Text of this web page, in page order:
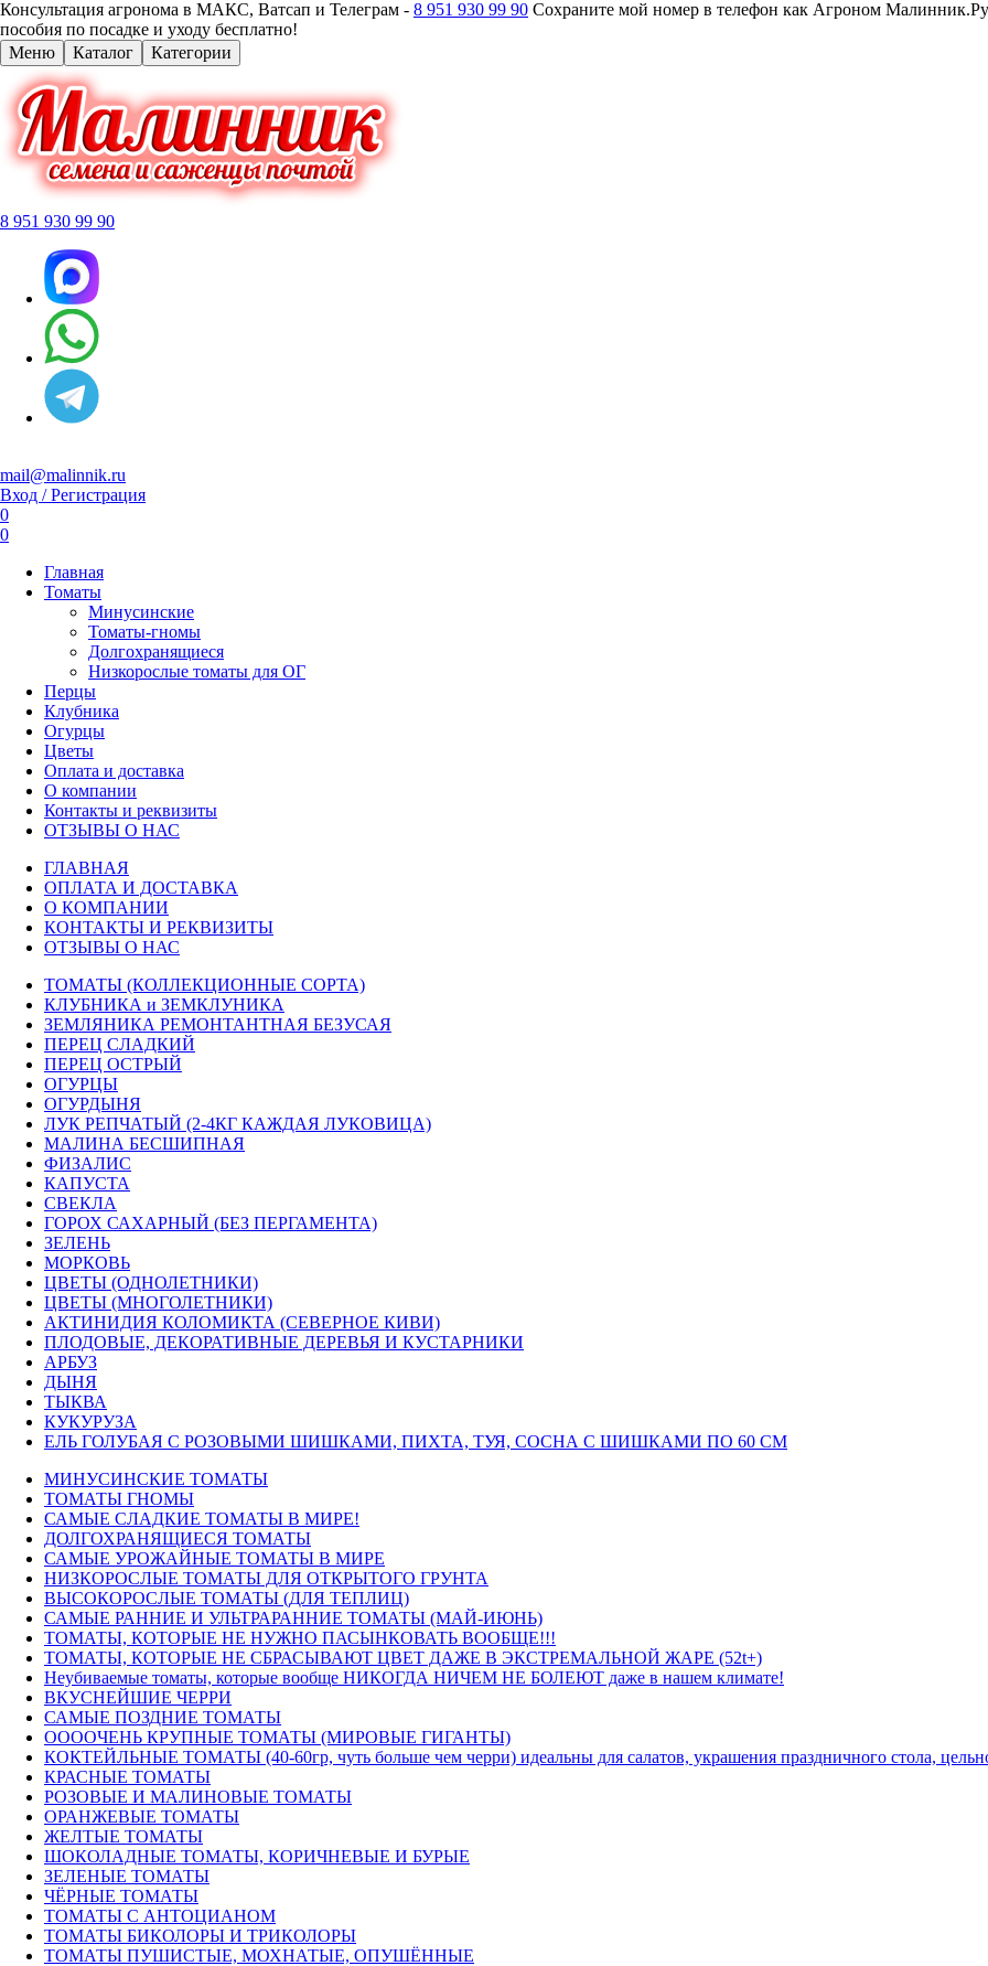
Консультация агронома в МАКС, Ватсап и Телеграм - 8 951 930 99 90 Сохраните мой номер в телефон как Агроном
пособия по посадке и уходу бесплатно!
Меню
Каталог Категории
8 951 930 99 90
mail@malinnik.ru
Вход / Регистрация
0
0
Главная
Томаты
Минусинские
Томаты-гномы
Долгохранящиеся
Низкорослые томаты для ОГ
Перцы
Клубника
Огурцы
Цветы
Оплата и доставка
О компании
Контакты и реквизиты
ОТЗЫВЫ О НАС
ГЛАВНАЯ
ОПЛАТА И ДОСТАВКА
О КОМПАНИИ
КОНТАКТЫ И РЕКВИЗИТЫ
ОТЗЫВЫ О НАС
ТОМАТЫ (КОЛЛЕКЦИОННЫЕ СОРТА)
КЛУБНИКА и ЗЕМКЛУНИКА
ЗЕМЛЯНИКА РЕМОНТАНТНАЯ БЕЗУСАЯ
ПЕРЕЦ СЛАДКИЙ
ПЕРЕЦ ОСТРЫЙ
ОГУРЦЫ
ОГУРДЫНЯ
ЛУК РЕПЧАТЫЙ (2-4КГ КАЖДАЯ ЛУКОВИЦА)
МАЛИНА БЕСШИПНАЯ
ФИЗАЛИС
КАПУСТА
СВЕКЛА
ГОРОХ САХАРНЫЙ (БЕЗ ПЕРГАМЕНТА)
ЗЕЛЕНЬ
МОРКОВЬ
ЦВЕТЫ (ОДНОЛЕТНИКИ)
ЦВЕТЫ (МНОГОЛЕТНИКИ)
АКТИНИДИЯ КОЛОМИКТА (СЕВЕРНОЕ КИВИ)
ПЛОДОВЫЕ, ДЕКОРАТИВНЫЕ ДЕРЕВЬЯ И КУСТАРНИКИ
АРБУЗ
ДЫНЯ
ТЫКВА
КУКУРУЗА
ЕЛЬ ГОЛУБАЯ С РОЗОВЫМИ ШИШКАМИ, ПИХТА, ТУЯ, СОСНА С ШИШКАМИ ПО 60 СМ
МИНУСИНСКИЕ ТОМАТЫ
ТОМАТЫ ГНОМЫ
САМЫЕ СЛАДКИЕ ТОМАТЫ В МИРЕ!
ДОЛГОХРАНЯЩИЕСЯ ТОМАТЫ
САМЫЕ УРОЖАЙНЫЕ ТОМАТЫ В МИРЕ
НИЗКОРОСЛЫЕ ТОМАТЫ ДЛЯ ОТКРЫТОГО ГРУНТА
ВЫСОКОРОСЛЫЕ ТОМАТЫ (ДЛЯ ТЕПЛИЦ)
САМЫЕ РАННИЕ И УЛЬТРАРАННИЕ ТОМАТЫ (МАЙ-ИЮНЬ)
ТОМАТЫ, КОТОРЫЕ НЕ НУЖНО ПАСЫНКОВАТЬ ВООБЩЕ!!!
ТОМАТЫ, КОТОРЫЕ НЕ СБРАСЫВАЮТ ЦВЕТ ДАЖЕ В ЭКСТРЕМАЛЬНОЙ ЖАРЕ (52t+)
Неубиваемые томаты, которые вообще НИКОГДА НИЧЕМ НЕ БОЛЕЮТ даже в нашем климате!
ВКУСНЕЙШИЕ ЧЕРРИ
САМЫЕ ПОЗДНИЕ ТОМАТЫ
ООООЧЕНЬ КРУПНЫЕ ТОМАТЫ (МИРОВЫЕ ГИГАНТЫ)
КОКТЕЙЛЬНЫЕ ТОМАТЫ (40-60гр, чуть больше чем черри) идеальны для салатов, украшения праздничного стола,
КРАСНЫЕ ТОМАТЫ
РОЗОВЫЕ И МАЛИНОВЫЕ ТОМАТЫ
ОРАНЖЕВЫЕ ТОМАТЫ
ЖЕЛТЫЕ ТОМАТЫ
ШОКОЛАДНЫЕ ТОМАТЫ, КОРИЧНЕВЫЕ И БУРЫЕ
ЗЕЛЕНЫЕ ТОМАТЫ
ЧЁРНЫЕ ТОМАТЫ
ТОМАТЫ С АНТОЦИАНОМ
ТОМАТЫ БИКОЛОРЫ И ТРИКОЛОРЫ
ТОМАТЫ ПУШИСТЫЕ, МОХНАТЫЕ, ОПУШЁННЫЕ